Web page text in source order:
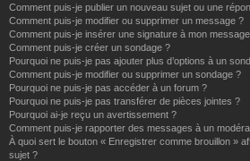
Comment puis-je publier un nouveau sujet ou une
Comment puis-je modifier ou supprimer un message ?
Comment puis-je insérer une signature à mon
Comment puis-je créer un sondage ?
Pourquoi ne puis-je pas ajouter plus d’options à un
Comment puis-je modifier ou supprimer un sondage ?
Pourquoi ne puis-je pas accéder à un forum ?
Pourquoi ne puis-je pas transférer de pièces jointes ?
Pourquoi ai-je reçu un avertissement ?
Comment puis-je rapporter des messages à un
À quoi sert le bouton « Enregistrer comme brouillon »
sujet ?